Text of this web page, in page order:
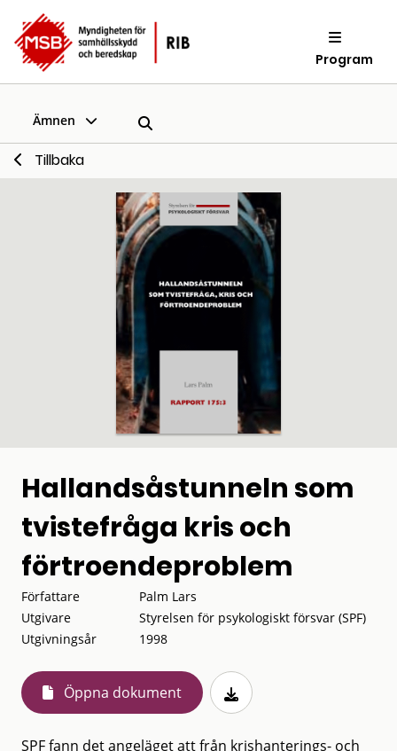
Program
Ämnen
Tillbaka
Hallandsåstunneln som
tvistefråga kris och
förtroendeproblem
Författare
Palm Lars
Utgivare
Styrelsen för psykologiskt försvar (SPF)
Utgivningsår
1998
Öppna dokument
SPF fann det angeläget att från krishanterings- och